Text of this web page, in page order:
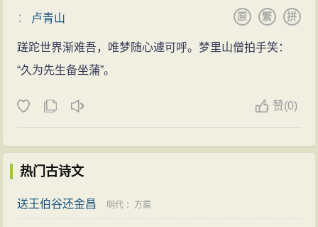
： 卢青山 拼
繁
原
蹉跎世界渐难吾，唯梦随心遽可呼。梦里山僧拍手笑：
“久为先生备坐蒲”。
赞(0)
热门古诗文
送王伯谷还金昌 明代 ： 方蕖